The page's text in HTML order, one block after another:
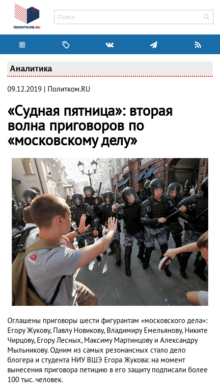
Аналитика
09.12.2019 | Политком.RU
«Судная пятница»: вторая
волна приговоров по
«московскому делу»
Оглашены приговоры шести фигурантам «московского дела»:
Егору Жукову, Павлу Новикову, Владимиру Емельянову, Никите
Чирцову, Егору Лесных, Максиму Мартинцову и Александру
Мыльникову. Одним из самых резонансных стало дело
блогера и студента НИУ ВШЭ Егора Жукова: на момент
вынесения приговора петицию в его защиту подписали более
100 тыс. человек.